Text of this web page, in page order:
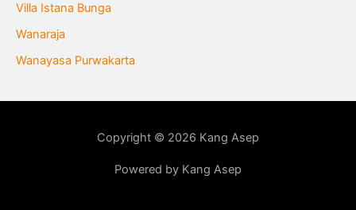
Villa Istana Bunga
Wanaraja
Wanayasa Purwakarta
Copyright © 2026 Kang Asep
Powered by Kang Asep